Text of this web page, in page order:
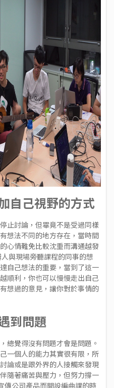
自己視野的方式
止討論，但畢竟不是受過同樣
想法不同的地方存在，當時間
心情難免比較沈重而溝通越發
與現場旁聽課程的同事的想
自己想法的重要，當到了這一
順利，你也可以慢慢走出自己
想過的意見，讓你對於事情的
到問題
總覺得沒有問題才會是問題。
一個人的能力其實很有限，所
論或是跟外界的人接觸來發現
隨著痛苦與壓力，但努力撐一
公司產品而開設編曲課的時